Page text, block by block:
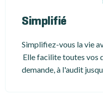
Simplifié
Simplifiez-vous la vie
Elle facilite toutes vos
demande, à l'audit